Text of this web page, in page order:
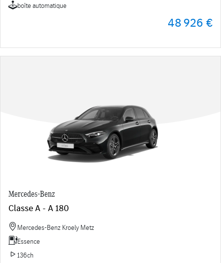
boîte automatique
48 926 €
Mercedes-Benz
Classe A - A 180
Mercedes-Benz Kroely Metz
Essence
136ch